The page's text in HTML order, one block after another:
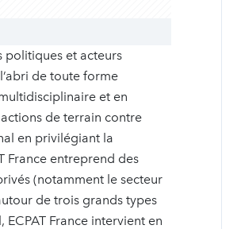
politiques et acteurs
de toute forme
et en
actions de terrain contre
en privilégiant la
France entreprend des
(notamment le secteur
de trois grands types
France intervient en